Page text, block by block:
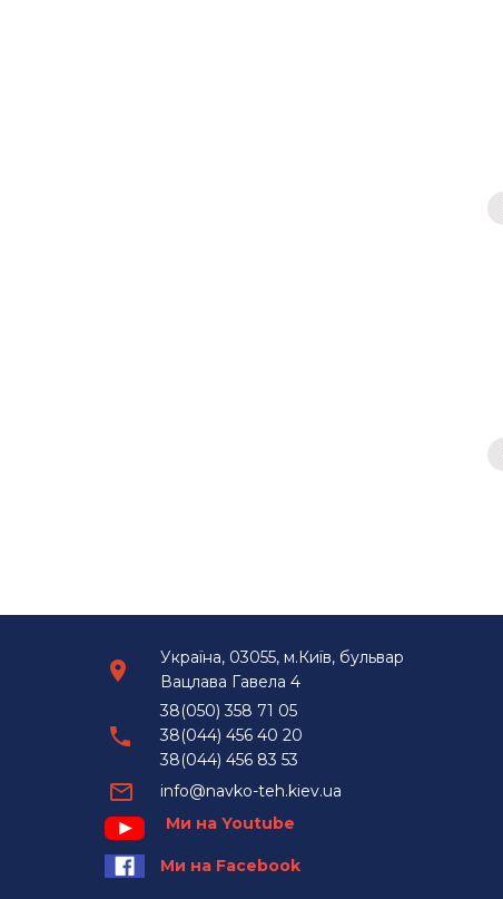
Україна, 03055, м.Київ, бульвар
Вацлава Гавела 4
38(050) 358 71 05
38(044) 456 40 20
38(044) 456 83 53
info@navko-teh.kiev.ua
Ми на Youtube
Ми на Facebook